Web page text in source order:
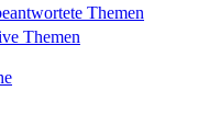
Themen
Themen